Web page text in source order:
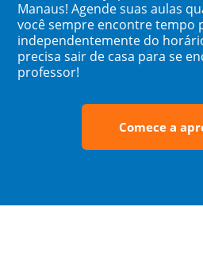
Manaus! Agende suas aulas
você sempre encontre tempo
independentemente do
precisa sair de casa para se
professor!
Comece a